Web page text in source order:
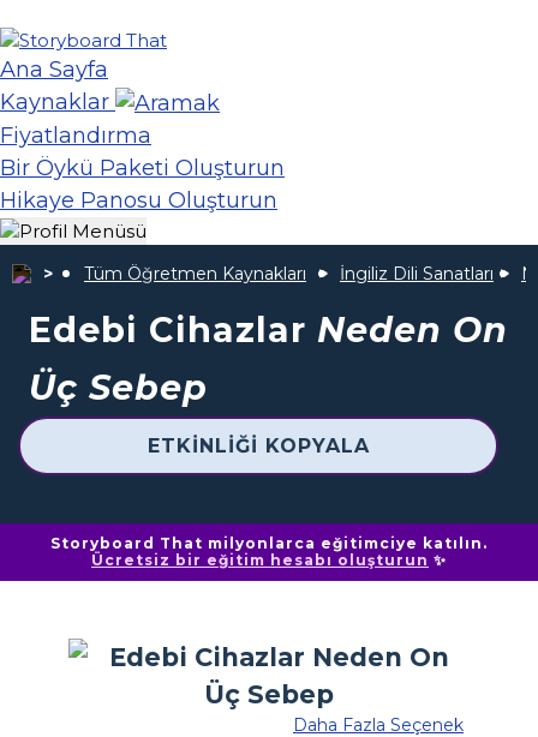
Ana Sayfa
Kaynaklar
Fiyatlandırma
Bir Öykü Paketi Oluşturun
Hikaye Panosu Oluşturun
Tüm Öğretmen Kaynakları İngiliz Dili Sanatları
Edebi Cihazlar Neden On
Üç Sebep
ETKINLIĞI KOPYALA
Storyboard That milyonlarca eğitimciye katılın.
Ücretsiz bir eğitim hesabı oluşturun ✨
Daha Fazla Seçenek